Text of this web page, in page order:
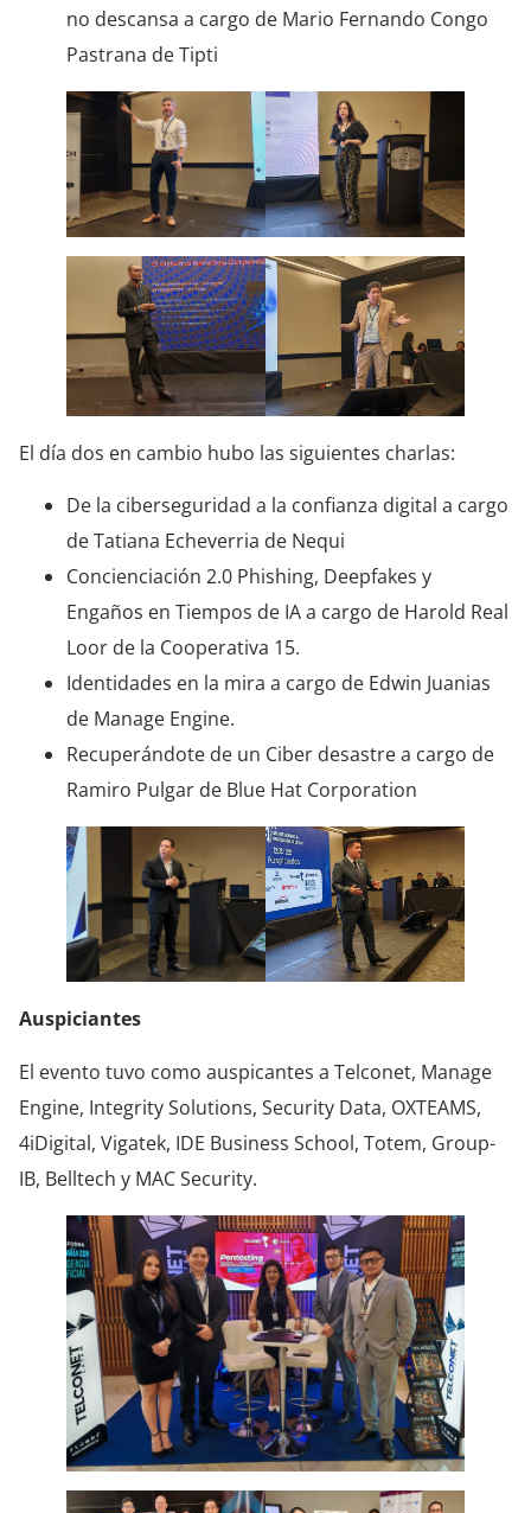
no descansa a cargo de Mario Fernando Congo
Pastrana de Tipti
El día dos en cambio hubo las siguientes charlas:
De la ciberseguridad a la confianza digital a cargo
de Tatiana Echeverria de Nequi
Concienciación 2.0 Phishing, Deepfakes y
Engaños en Tiempos de IA a cargo de Harold Real
Loor de la Cooperativa 15.
Identidades en la mira a cargo de Edwin Juanias
de Manage Engine.
Recuperándote de un Ciber desastre a cargo de
Ramiro Pulgar de Blue Hat Corporation
Auspiciantes
El evento tuvo como auspicantes a Telconet, Manage
Engine, Integrity Solutions, Security Data, OXTEAMS,
4iDigital, Vigatek, IDE Business School, Totem, Group-
IB, Belltech y MAC Security.